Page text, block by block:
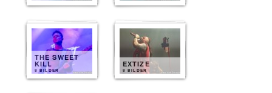
THE SWEET
KILL
8 BILDER
EXTIZE
8 BILDER